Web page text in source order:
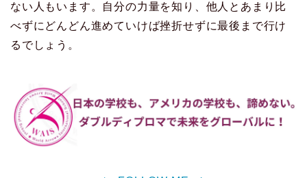
ない人もいます。自分の力量を知り、他人とあまり比
べずにどんどん進めていけば挫折せずに最後まで行け
るでしょう。